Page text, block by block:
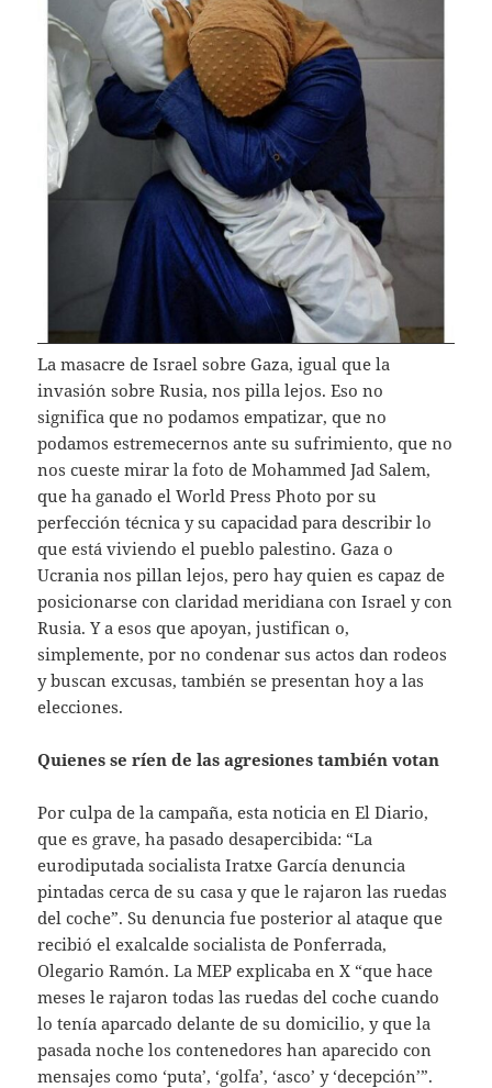
La masacre de Israel sobre Gaza, igual que la
invasión sobre Rusia, nos pilla lejos. Eso no
significa que no podamos empatizar, que no
podamos estremecernos ante su sufrimiento, que no
nos cueste mirar la foto de Mohammed Jad Salem,
que ha ganado el World Press Photo por su
perfección técnica y su capacidad para describir lo
que está viviendo el pueblo palestino. Gaza o
Ucrania nos pillan lejos, pero hay quien es capaz de
posicionarse con claridad meridiana con Israel y con
Rusia. Y a esos que apoyan, justifican o,
simplemente, por no condenar sus actos dan rodeos
y buscan excusas, también se presentan hoy a las
elecciones.
Quienes se ríen de las agresiones también votan
Por culpa de la campaña, esta noticia en El Diario,
que es grave, ha pasado desapercibida: “La
eurodiputada socialista Iratxe García denuncia
pintadas cerca de su casa y que le rajaron las ruedas
del coche”. Su denuncia fue posterior al ataque que
recibió el exalcalde socialista de Ponferrada,
Olegario Ramón. La MEP explicaba en X “que hace
meses le rajaron todas las ruedas del coche cuando
lo tenía aparcado delante de su domicilio, y que la
pasada noche los contenedores han aparecido con
mensajes como ‘puta’, ‘golfa’, ‘asco’ y ‘decepción’”.